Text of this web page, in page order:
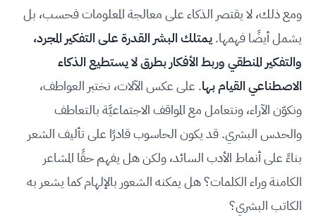
ومع ذلك، لا يقتصر الذكاء على معالجة المعلومات فحسب، بل
يشمل أيضًا فهمها.يمتلك البشر القدرة على التفكير المجرد،
والتفكير المنطقي وربط الأفكار بطرق لا يستطيع الذكاء
الاصطناعي القيام بها. على عكس الآلات، نختبر العواطف،
ونكوّن الآراء، ونتعامل مع المواقف الاجتماعيَّة بالتعاطف
والحدس البشري. قد يكون الحاسوب قادرًا على تأليف الشعر
بناءً على أنماط الأدب السائد، ولكن هل يفهم حقًا المشاعر
الكامنة وراء الكلمات؟ هل يمكنه الشعور بالإلهام كما يشعر به
الكاتب البشري؟